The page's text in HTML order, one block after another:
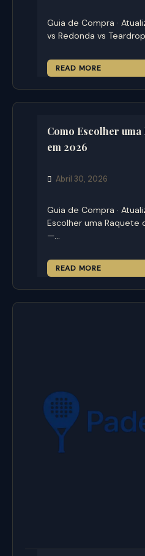
Guia de Compra ·
vs Redonda vs
READ MORE
Como Escolher uma
em 2026
Abril 30, 2026
Guia de Compra ·
Escolher uma Raquete
—…
READ MORE